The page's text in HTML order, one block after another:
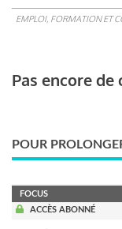
EMPLOI, FORMATION ET
Pas encore
POUR
FOCUS
ACCÈS ABONNÉ